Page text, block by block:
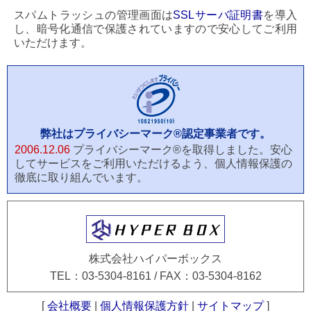
スパムトラッシュの管理画面はSSLサーバ証明書を導入
し、暗号化通信で保護されていますので安心してご利用
いただけます。
弊社はプライバシーマーク®認定事業者です。
2006.12.06 プライバシーマーク®を取得しました。安心
してサービスをご利用いただけるよう、個人情報保護の
徹底に取り組んでいます。
株式会社ハイパーボックス
TEL：03-5304-8161 / FAX：03-5304-8162
[会社概要 個人情報保護方針 サイトマップ]